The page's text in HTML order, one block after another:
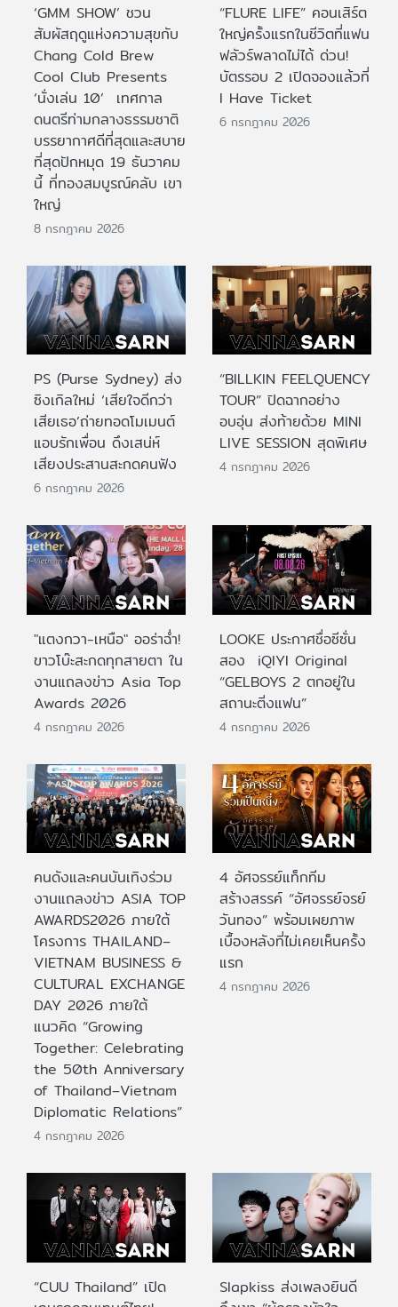
‘GMM SHOW’ ชวน
สัมผัสฤดูแห่งความสุขกับ
Chang Cold Brew
Cool Club Presents
‘นั่งเล่น 10’ เทศกาล
ดนตรีท่ามกลางธรรมชาติ
บรรยากาศดีที่สุดและสบาย
ที่สุดปักหมุด 19 ธันวาคม
นี้ ที่ทองสมบูรณ์คลับ เขา
ใหญ่
8 กรกฎาคม 2026
“FLURE LIFE” คอนเสิร์ต
ใหญ่ครั้งแรกในชีวิตที่แฟน
ฟลัวร์พลาดไม่ได้ ด่วน!
บัตรรอบ 2 เปิดจองแล้วที่
I Have Ticket
6 กรกฎาคม 2026
PS (Purse Sydney) ส่ง
ซิงเกิลใหม่ ‘เสียใจดีกว่า
เสียเธอ’ถ่ายทอดโมเมนต์
แอบรักเพื่อน ดึงเสน่ห์
เสียงประสานสะกดคนฟัง
6 กรกฎาคม 2026
“BILLKIN FEELQUENCY
TOUR” ปิดฉากอย่าง
อบอุ่น ส่งท้ายด้วย MINI
LIVE SESSION สุดพิเศษ
4 กรกฎาคม 2026
"แตงกวา-เหนือ" ออร่าฉ่ำ!
ขาวโบ๊ะสะกดทุกสายตา ใน
งานแถลงข่าว Asia Top
Awards 2026
4 กรกฎาคม 2026
LOOKE ประกาศชื่อซีซั่น
สอง iQIYI Original
“GELBOYS 2 ตกอยู่ใน
สถานะติ่งแฟน”
4 กรกฎาคม 2026
คนดังและคนบันเทิงร่วม
งานแถลงข่าว ASIA TOP
AWARDS2026 ภายใต้
โครงการ THAILAND–
VIETNAM BUSINESS &
CULTURAL EXCHANGE
DAY 2026 ภายใต้
แนวคิด “Growing
Together: Celebrating
the 50th Anniversary
of Thailand–Vietnam
Diplomatic Relations”
4 กรกฎาคม 2026
4 อัศจรรย์แท็กทีม
สร้างสรรค์ “อัศจรรย์จรย์
วันทอง” พร้อมเผยภาพ
เบื้องหลังที่ไม่เคยเห็นครั้ง
แรก
4 กรกฎาคม 2026
“CUU Thailand” เปิด
Slapkiss ส่งเพลงยินดี